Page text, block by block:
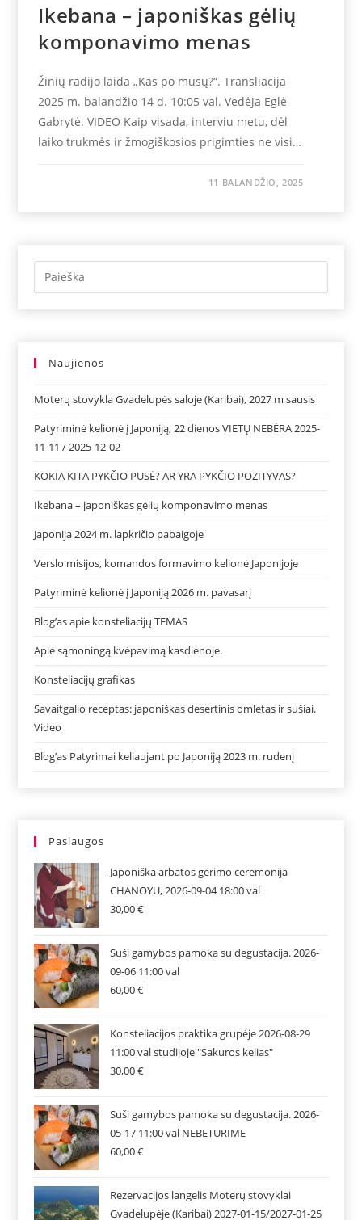
Ikebana – japoniškas gėlių
komponavimo menas
Žinių radijo laida „Kas po mūsų?“. Transliacija
2025 m. balandžio 14 d. 10:05 val. Vedėja Eglė
Gabrytė. VIDEO Kaip visada, interviu metu, dėl
laiko trukmės ir žmogiškosios prigimties ne visi…
11 BALANDŽIO, 2025
Naujienos
Moterų stovykla Gvadelupės saloje (Karibai), 2027 m sausis
Patyriminė kelionė į Japoniją, 22 dienos VIETŲ NEBĖRA 2025-
11-11 / 2025-12-02
KOKIA KITA PYKČIO PUSĖ? AR YRA PYKČIO POZITYVAS?
Ikebana – japoniškas gėlių komponavimo menas
Japonija 2024 m. lapkričio pabaigoje
Verslo misijos, komandos formavimo kelionė Japonijoje
Patyriminė kelionė į Japoniją 2026 m. pavasarį
Blog’as apie konsteliacijų TEMAS
Apie sąmoningą kvėpavimą kasdienoje.
Konsteliacijų grafikas
Savaitgalio receptas: japoniškas desertinis omletas ir sušiai.
Video
Blog’as Patyrimai keliaujant po Japoniją 2023 m. rudenį
Paslaugos
Japoniška arbatos gėrimo ceremonija
CHANOYU, 2026-09-04 18:00 val
30,00€
Suši gamybos pamoka su degustacija. 2026-
09-06 11:00 val
60,00€
Konsteliacijos praktika grupėje 2026-08-29
11:00 val studijoje "Sakuros kelias"
30,00€
Suši gamybos pamoka su degustacija. 2026-
05-17 11:00 val NEBETURIME
60,00€
Rezervacijos langelis Moterų stovyklai
Gvadelupėje (Karibai) 2027-01-15/2027-01-25